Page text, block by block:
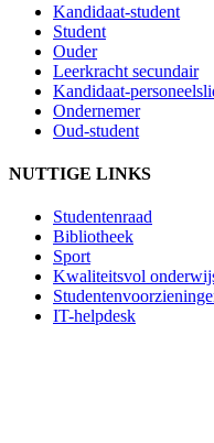
Kandidaat-student
Student
Ouder
Leerkracht secundair
Kandidaat-
Ondernemer
Oud-student
NUTTIGE LINKS
Studentenraad
Bibliotheek
Sport
Kwaliteitsvol
IT-helpdesk